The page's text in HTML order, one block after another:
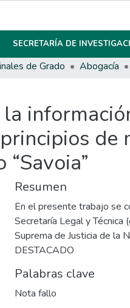
SECRETARÍA DE
de Grado Abogacía
la
Resumen
En el presente trabajo se
Secretaría Legal y
Suprema de Justicia de la
DESTACADO
Palabras clave
Nota fallo